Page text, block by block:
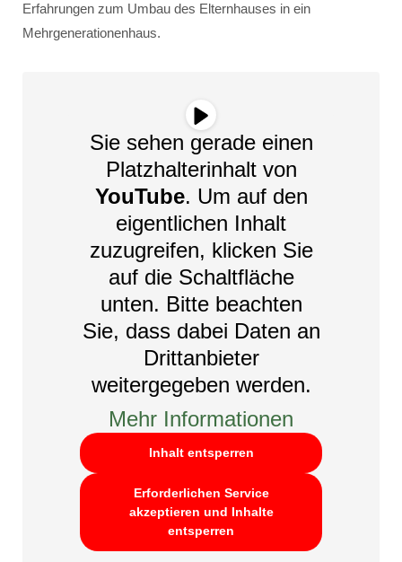
Erfahrungen zum Umbau des Elternhauses in ein
Mehrgenerationenhaus.
Sie sehen gerade einen
Platzhalterinhalt von
YouTube. Um auf den
eigentlichen Inhalt
zuzugreifen, klicken Sie
auf die Schaltfläche
unten. Bitte beachten
Sie, dass dabei Daten an
Drittanbieter
weitergegeben werden.
Mehr Informationen
Inhalt entsperren
Erforderlichen Service
akzeptieren und Inhalte
entsperren